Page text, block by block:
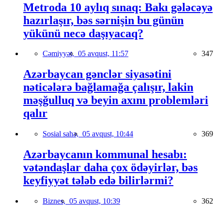
Metroda 10 aylıq sınaq: Bakı gələcəyə
hazırlaşır, bəs sərnişin bu günün
yükünü necə daşıyacaq?
Cəmiyyət, 05 avqust, 11:57 347
Azərbaycan gənclər siyasətini
nəticələrə bağlamağa çalışır, lakin
məşğulluq və beyin axını problemləri
qalır
Sosial sahə, 05 avqust, 10:44 369
Azərbaycanın kommunal hesabı:
vətəndaşlar daha çox ödəyirlər, bəs
keyfiyyət tələb edə bilirlərmi?
Biznes, 05 avqust, 10:39 362